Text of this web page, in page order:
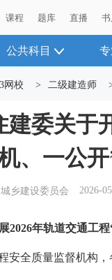
课程 题库 直播
公共科目 专
网校 > 二级建造师
建委关于
、一公
乡建设委员会 2026-
2026年轨道交通工
安全质量监督机构，